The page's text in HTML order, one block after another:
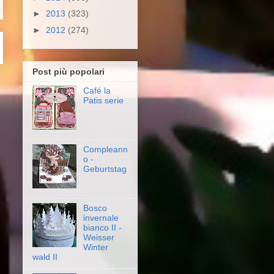
► 2013 (323)
► 2012 (274)
Post più popolari
Café la
Patis serie
Compleann
o -
Geburtstag
Bosco
invernale
bianco II -
Weisser
Winter
wald II